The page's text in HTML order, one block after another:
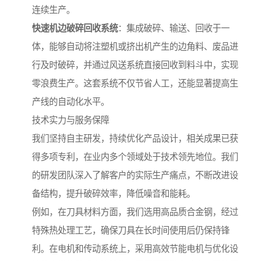
连续生产。
快速机边破碎回收系统：集成破碎、输送、回收于一
体，能够自动将注塑机或挤出机产生的边角料、废品进
行及时破碎，并通过风送系统直接回收到料斗中，实现
零浪费生产。这套系统不仅节省人工，还能显著提高生
产线的自动化水平。
技术实力与服务保障
我们坚持自主研发，持续优化产品设计，相关成果已获
得多项专利，在业内多个领域处于技术领先地位。我们
的研发团队深入了解客户的实际生产痛点，不断改进设
备结构，提升破碎效率，降低噪音和能耗。
例如，在刀具材料方面，我们选用高品质合金钢，经过
特殊热处理工艺，确保刀具在长时间使用后仍保持锋
利。在电机和传动系统上，采用高效节能电机与优化设